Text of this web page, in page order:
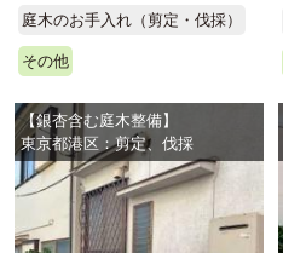
庭木のお手入れ（剪定・伐採）
その他
【銀杏含む庭木整備】
東京都港区：剪定、伐採